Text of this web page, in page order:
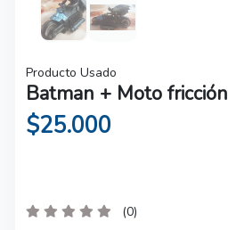
Producto Usado
Batman + Moto fricción
$25.000
(0)